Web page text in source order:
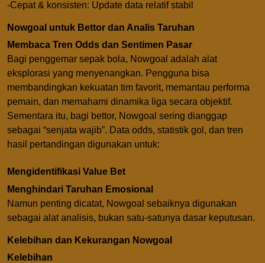
-Cepat & konsisten: Update data relatif stabil
Nowgoal untuk Bettor dan Analis Taruhan
Membaca Tren Odds dan Sentimen Pasar
Bagi penggemar sepak bola, Nowgoal adalah alat
eksplorasi yang menyenangkan. Pengguna bisa
membandingkan kekuatan tim favorit, memantau performa
pemain, dan memahami dinamika liga secara objektif.
Sementara itu, bagi bettor, Nowgoal sering dianggap
sebagai “senjata wajib”. Data odds, statistik gol, dan tren
hasil pertandingan digunakan untuk:
Mengidentifikasi Value Bet
Menghindari Taruhan Emosional
Namun penting dicatat, Nowgoal sebaiknya digunakan
sebagai alat analisis, bukan satu-satunya dasar keputusan.
Kelebihan dan Kekurangan Nowgoal
Kelebihan